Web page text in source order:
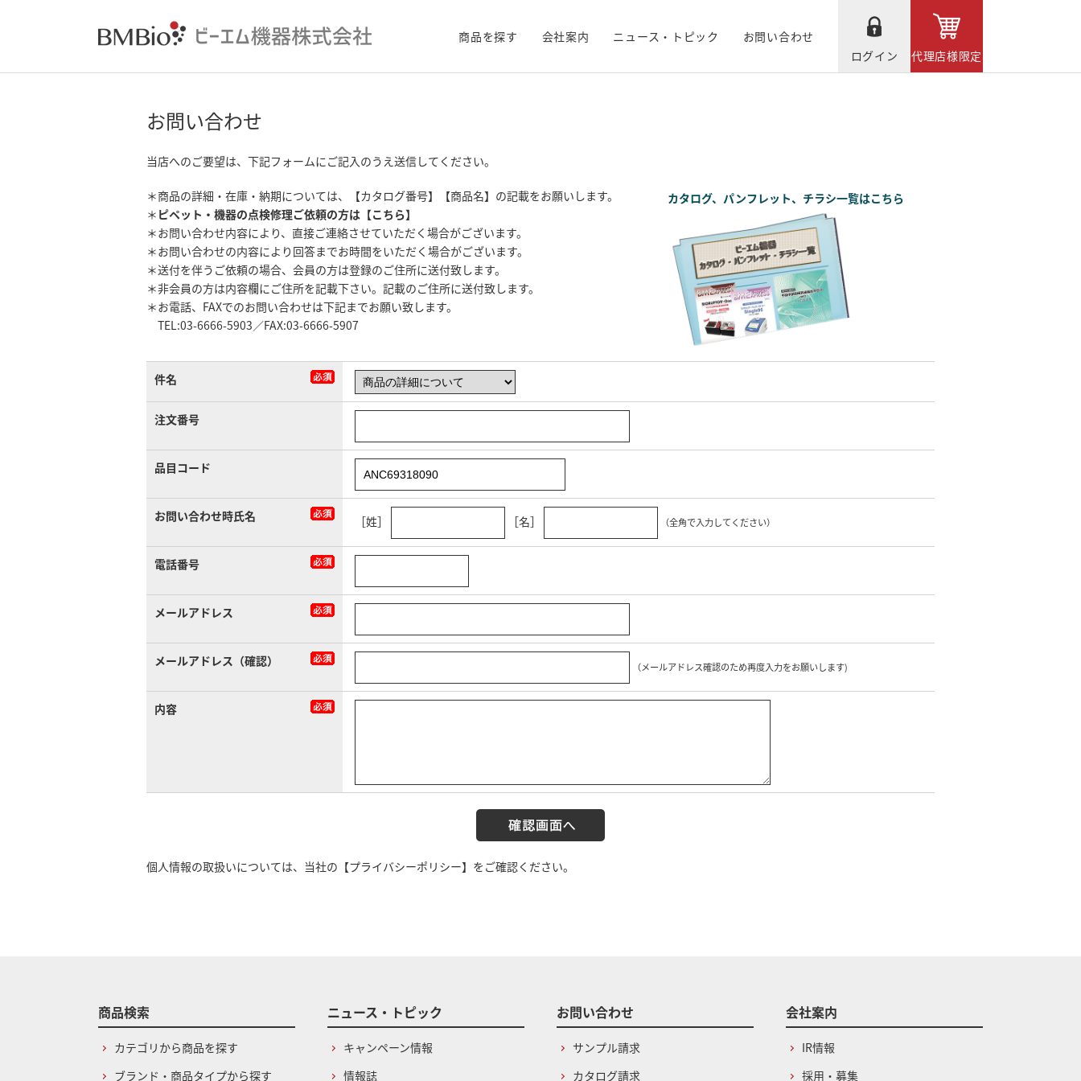
商品を探す 会社案内 ニュース・トピック
お問い合わせ
ログイン
代理店様限定
お問い合わせ
当店へのご要望は、下記フォームにご記入のうえ送信してください。
＊商品の詳細・在庫・納期については、【カタログ番号】【商品名】の記載をお願いします。
＊ ピペット・機器の点検修理ご依頼の方は【こちら】
＊お問い合わせ内容により、直接ご連絡させていただく場合がございます。
＊お問い合わせの内容により回答までお時間をいただく場合がございます。
＊送付を伴うご依頼の場合、会員の方は登録のご住所に送付致します。
＊非会員の方は内容欄にご住所を記載下さい。記載のご住所に送付致します。
＊お電話、FAXでのお問い合わせは下記までお願い致します。
TEL:03-6666-5903／FAX:03-6666-5907
カタログ、パンフレット、チラシ一覧はこちら
件名
注文番号
品目コード
お問い合わせ時氏名 ［姓］ ［名］ （全角で入力してください）
電話番号
メールアドレス
メールアドレス（確認） （メールアドレス確認のため再度入力をお願いします)
内容
個人情報の取扱いについては、当社の 【プライバシーポリシー】 をご確認ください。
商品検索
カテゴリから商品を探す
ブランド・商品タイプから探す
ニュース・トピック
キャンペーン情報
情報誌
お問い合わせ
サンプル請求
カタログ請求
会社案内
IR情報
採用・募集